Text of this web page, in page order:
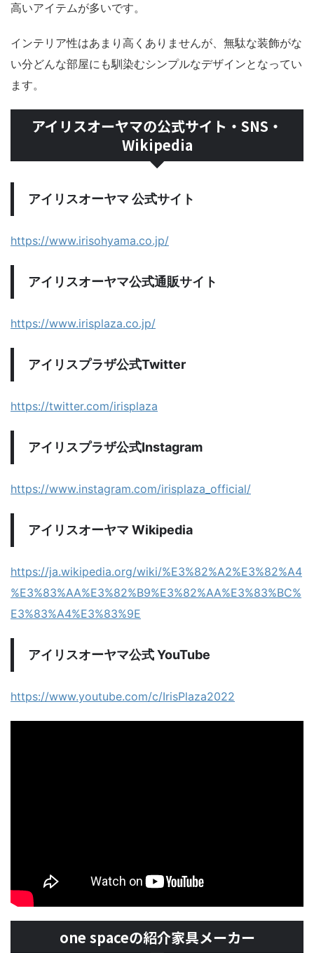
高いアイテムが多いです。
インテリア性はあまり高くありませんが、無駄な装飾がな
い分どんな部屋にも馴染むシンプルなデザインとなってい
ます。
アイリスオーヤマの公式サイト・SNS・
Wikipedia
アイリスオーヤマ 公式サイト
https://www.irisohyama.co.jp/
アイリスオーヤマ公式通販サイト
https://www.irisplaza.co.jp/
アイリスプラザ公式Twitter
https://twitter.com/irisplaza
アイリスプラザ公式Instagram
https://www.instagram.com/irisplaza_official/
アイリスオーヤマ Wikipedia
https://ja.wikipedia.org/wiki/%E3%82%A2%E3%82%A4
%E3%83%AA%E3%82%B9%E3%82%AA%E3%83%BC%
E3%83%A4%E3%83%9E
アイリスオーヤマ公式 YouTube
https://www.youtube.com/c/IrisPlaza2022
one spaceの紹介家具メーカー